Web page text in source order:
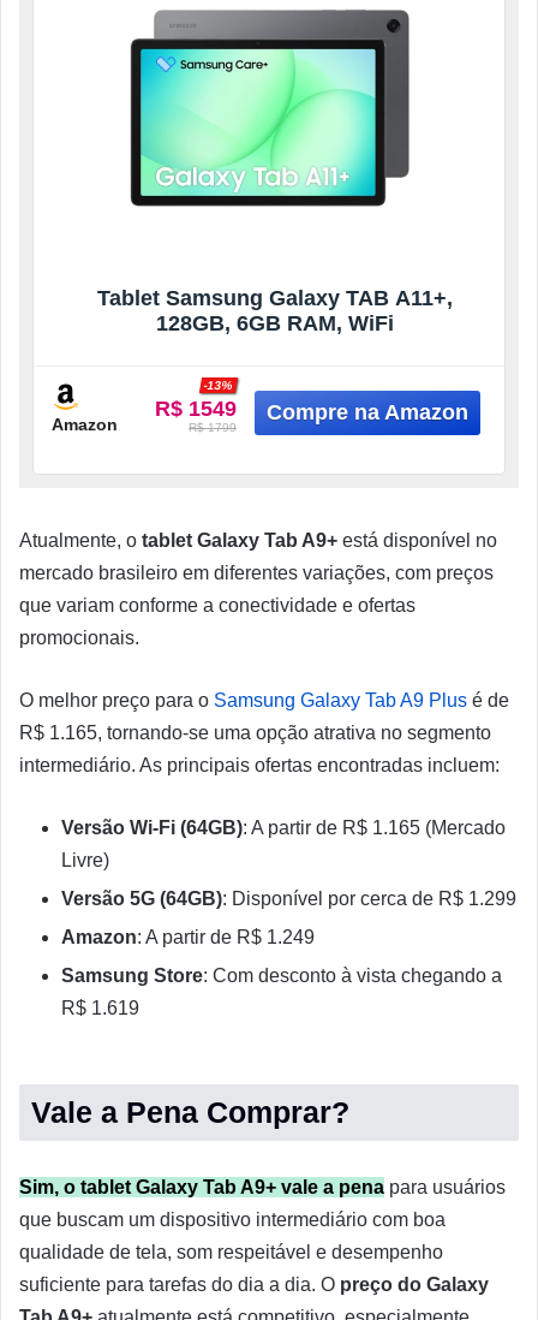
Tablet Samsung Galaxy TAB A11+,
128GB, 6GB RAM, WiFi
Amazon
R$ 1549
-13%
R$ 1799
Atualmente, o tablet Galaxy Tab A9+ está disponível no
mercado brasileiro em diferentes variações, com preços
que variam conforme a conectividade e ofertas
promocionais.
O melhor preço para o Samsung Galaxy Tab A9 Plus é de
R$ 1.165, tornando-se uma opção atrativa no segmento
intermediário. As principais ofertas encontradas incluem:
Versão Wi-Fi (64GB): A partir de R$ 1.165 (Mercado
Livre)
Versão 5G (64GB): Disponível por cerca de R$ 1.299
Amazon: A partir de R$ 1.249
Samsung Store: Com desconto à vista chegando a
R$ 1.619
Vale a Pena Comprar?
Sim, o tablet Galaxy Tab A9+ vale a pena para usuários
que buscam um dispositivo intermediário com boa
qualidade de tela, som respeitável e desempenho
suficiente para tarefas do dia a dia. O preço do Galaxy